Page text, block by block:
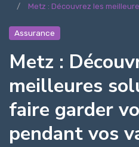
Metz : Découvrez les
Assurance
Metz :
meilleures
faire garder
pendant vos